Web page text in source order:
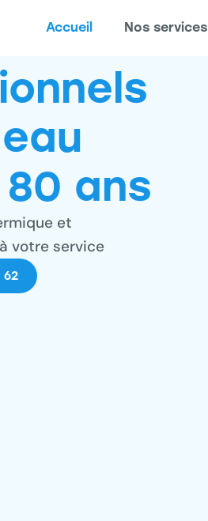
Accueil Nos services
ans
et
votre service
62